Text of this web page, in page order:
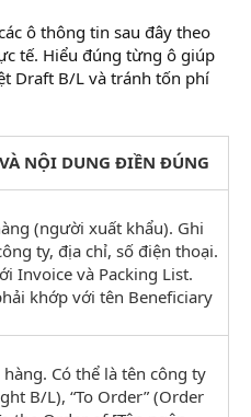
ô thông tin sau đây theo
tế. Hiểu đúng từng ô giúp
Draft B/L và tránh tốn phí
NỘI DUNG ĐIỀN ĐÚNG
(người xuất khẩu). Ghi
ty, địa chỉ, số điện thoại.
Invoice và Packing List.
khớp với tên Beneficiary
Có thể là tên công ty
B/L), “To Order” (Order